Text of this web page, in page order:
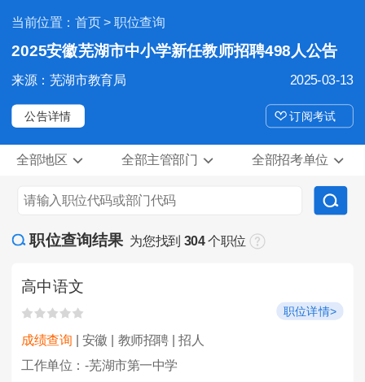
当前位置： 首页> 职位查询
2025安徽芜湖市中小学新任教师招聘498人公告
2025-03-13
来源：芜湖市教育局
公告详情 订阅考试
全部地区 全部主管部门 全部招考单位
职位查询结果 为您找到 304个职位
高中语文
职位详情>
成绩查询 | 安徽 | 教师招聘 | 招人
工作单位：-芜湖市第一中学